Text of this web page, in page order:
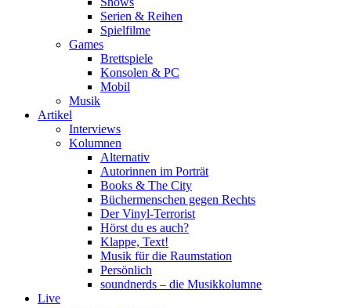
Serien & Reihen
Spielfilme
Games
Brettspiele
Konsolen & PC
Mobil
Musik
Artikel
Interviews
Kolumnen
Alternativ
Autorinnen im Porträt
Books & The City
Büchermenschen gegen Rechts
Der Vinyl-Terrorist
Hörst du es auch?
Klappe, Text!
Musik für die Raumstation
Persönlich
soundnerds – die Musikkolumne
Live